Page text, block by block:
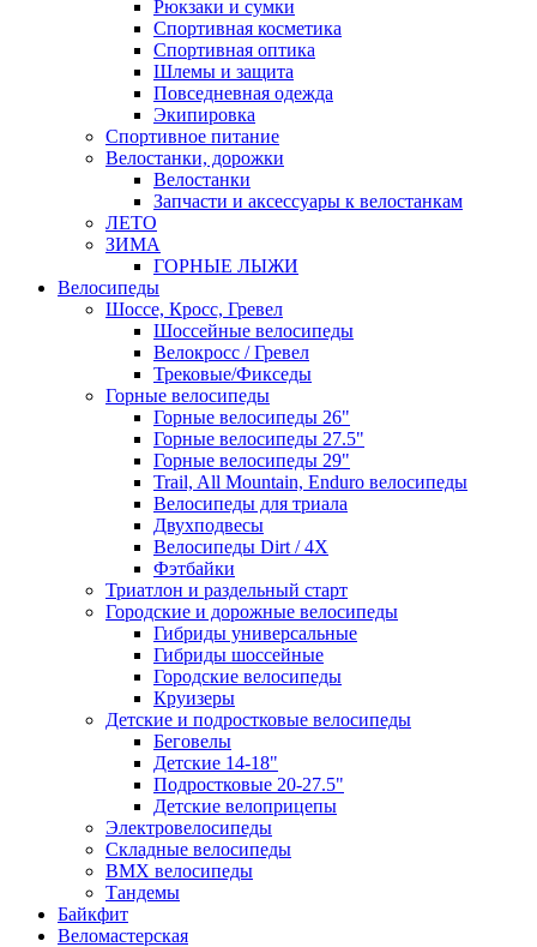
Рюкзаки и сумки
Спортивная косметика
Спортивная оптика
Шлемы и защита
Повседневная одежда
Экипировка
Спортивное питание
Велостанки, дорожки
Велостанки
Запчасти и аксессуары к велостанкам
ЛЕТО
ЗИМА
ГОРНЫЕ ЛЫЖИ
Велосипеды
Шоссе, Кросс, Гревел
Шоссейные велосипеды
Велокросс / Гревел
Трековые/Фикседы
Горные велосипеды
Горные велосипеды 26"
Горные велосипеды 27.5"
Горные велосипеды 29"
Trail, All Mountain, Enduro велосипеды
Велосипеды для триала
Двухподвесы
Велосипеды Dirt / 4X
Фэтбайки
Триатлон и раздельный старт
Городские и дорожные велосипеды
Гибриды универсальные
Гибриды шоссейные
Городские велосипеды
Круизеры
Детские и подростковые велосипеды
Беговелы
Детские 14-18"
Подростковые 20-27.5"
Детские велоприцепы
Электровелосипеды
Складные велосипеды
BMX велосипеды
Тандемы
Байкфит
Веломастерская